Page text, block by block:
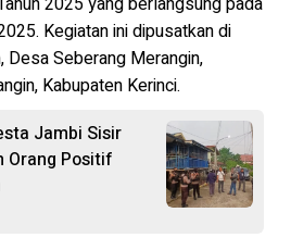
Kegiatan ini dipusatkan di
Desa Seberang Merangin,
Kabupaten Kerinci.
Jambi Sisir
Orang Positif